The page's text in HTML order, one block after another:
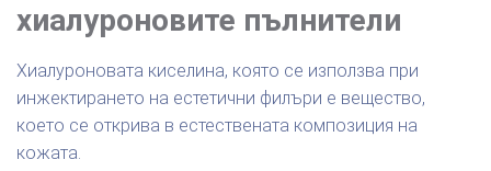
хиалуроновите пълнители
Хиалуроновата киселина, която се използва при
инжектирането на естетични филъри е вещество,
което се открива в естествената композиция на
кожата.